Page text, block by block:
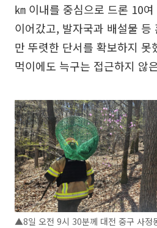
㎞ 이내를 중심으로 드론 10
이어갔고, 발자국과 배설물 등
만 뚜렷한 단서를 확보하지 못
먹이에도 늑구는 접근하지 않
▲8일 오전 9시 30분께 대전 중구 사정